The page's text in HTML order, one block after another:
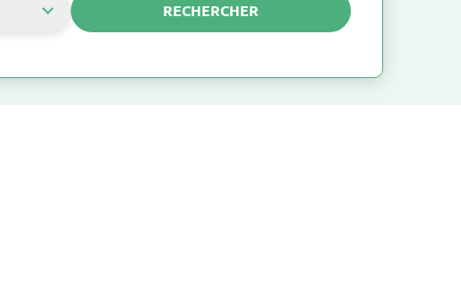
RECHERCHER